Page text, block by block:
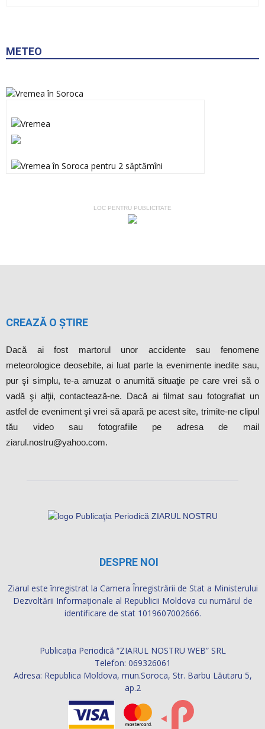
METEO
LOC PENTRU PUBLICITATE
CREAZĂ O ȘTIRE
Dacă ai fost martorul unor accidente sau fenomene
meteorologice deosebite, ai luat parte la evenimente inedite sau,
pur şi simplu, te-a amuzat o anumită situaţie pe care vrei să o
vadă şi alţii, contactează-ne. Dacă ai filmat sau fotografiat un
astfel de eveniment şi vrei să apară pe acest site, trimite-ne clipul
tău video sau fotografiile pe adresa de mail
ziarul.nostru@yahoo.com.
DESPRE NOI
Ziarul este înregistrat la Camera Înregistrării de Stat a Ministerului
Dezvoltării Informaţionale al Republicii Moldova cu numărul de
identificare de stat 1019607002666.
Publicația Periodică “ZIARUL NOSTRU WEB” SRL
Telefon: 069326061
Adresa: Republica Moldova, mun.Soroca, Str. Barbu Lăutaru 5,
ap.2